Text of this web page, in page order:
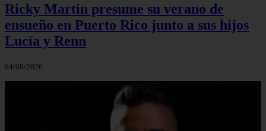
Ricky Martin presume su verano de
ensueño en Puerto Rico junto a sus hijos
Lucía y Renn
04/08/2026